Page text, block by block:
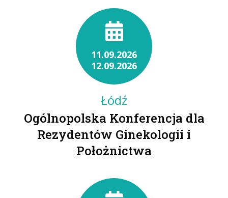
11.09.2026
12.09.2026
Łódź
Ogólnopolska Konferencja dla
Rezydentów Ginekologii i
Położnictwa